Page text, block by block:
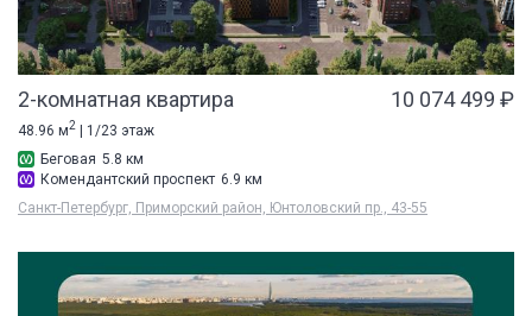
2-комнатная квартира 10 074 499 ₽
48.96 м2 | 1/23 этаж
Беговая 5.8 км
Комендантский проспект 6.9 км
Санкт-Петербург, Приморский район, Юнтоловский пр., 43-55